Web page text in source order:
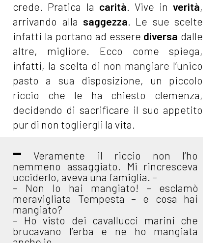
crede. Pratica la carità. Vive inverità,
arrivando alla saggezza. Le sue scelte
infatti la portano ad essere diversa dalle
altre, migliore. Ecco come spiega,
infatti, la scelta di non mangiare l’unico
pasto a sua disposizione, un piccolo
riccio che le ha chiesto clemenza,
decidendo di sacrificare il suo appetito
pur di non togliergli la vita.
– Veramente il riccio non l’ho
nemmeno assaggiato. Mi rincresceva
ucciderlo, aveva una famiglia. –
– Non lo hai mangiato! – esclamò
meravigliata Tempesta – e cosa hai
mangiato?
– Ho visto dei cavallucci marini che
brucavano l’erba e ne ho mangiata